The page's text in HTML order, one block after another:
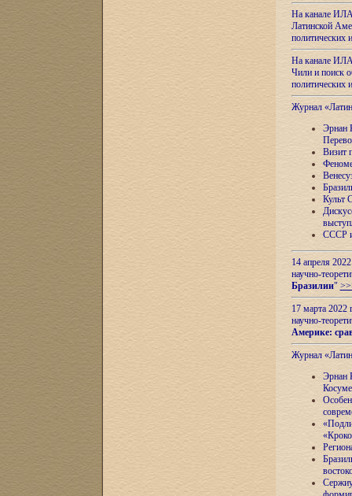
На канале
Латинской
На канале
Чили и поиск
Журнал
Эрнан
Визит
Культ
СССР и
14 апреля
научно-
Бразилии"
17 марта 2022
научно-
Америке:
Журнал
Эрнан